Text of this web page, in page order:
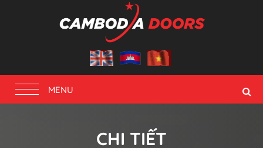
Toggle
navigation
MENU
CHI TIẾT